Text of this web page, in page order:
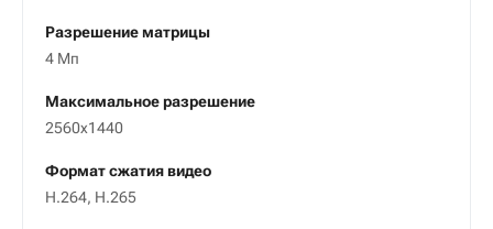
Разрешение матрицы
4 Mп
Максимальное разрешение
2560x1440
Формат сжатия видео
H.264, H.265